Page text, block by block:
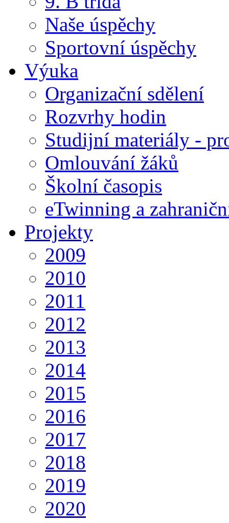
Naše úspěchy
Sportovní úspěchy
Výuka
Organizační sdělení
Rozvrhy hodin
Studijní materiály -
Omlouvání žáků
Školní časopis
eTwinning a
Projekty
2009
2010
2011
2012
2013
2014
2015
2016
2017
2018
2019
2020